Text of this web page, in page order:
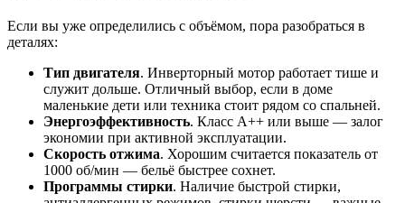
Если вы уже определились с объёмом, пора разобраться в
деталях:
Тип двигателя. Инверторный мотор работает тише и
служит дольше. Отличный выбор, если в доме
маленькие дети или техника стоит рядом со спальней.
Энергоэффективность. Класс A++ или выше — залог
экономии при активной эксплуатации.
Скорость отжима. Хорошим считается показатель от
1000 об/мин — бельё быстрее сохнет.
Программы стирки. Наличие быстрой стирки,